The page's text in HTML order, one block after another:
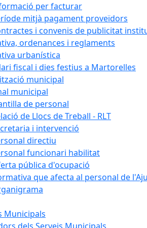
per facturar
mitjà pagament proveïdors
i convenis de publicitat
ordenances i reglaments
urbanística
fiscal i dies festius a Martorelles
municipal
municipal
de personal
de Llocs de Treball - RLT
i intervenció
directiu
funcionari habilitat
pública d'ocupació
que afecta al personal de
Municipals